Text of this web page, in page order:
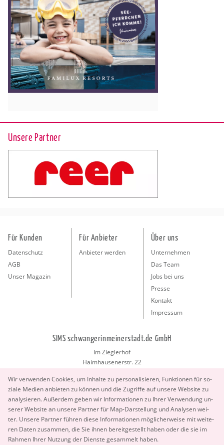
Unsere Partner
Wir ver­wen­den Coo­kies, um In­hal­te zu per­so­na­li­sie­ren, Funk­tio­nen für so­
zia­le Me­di­en an­bie­ten zu kön­nen und die Zu­grif­fe auf un­se­re Web­site zu
ana­ly­sie­ren. Au­ßer­dem geben wir In­for­ma­tio­nen zu Ihrer Ver­wen­dung un­
se­rer Web­site an un­se­re Part­ner für Map-Dar­stel­lung und Ana­ly­sen wei­
ter. Un­se­re Part­ner füh­ren diese In­for­ma­tio­nen mög­li­cher­wei­se mit wei­te­
ren Daten zu­sam­men, die Sie ihnen be­reit­ge­stellt haben oder die sie im
Rah­men Ihrer Nut­zung der Diens­te ge­sam­melt haben.
Für Kunden
Datenschutz
AGB
Unser Magazin
Für Anbieter
Anbieter werden
Über uns
Unternehmen
Das Team
Jobs bei uns
Presse
Kontakt
Impressum
SIMS schwangerinmeinerstadt.de GmbH
Im Zieglerhof
Haimhausenerstr. 22
info@schwangerinmeinerstadt.de